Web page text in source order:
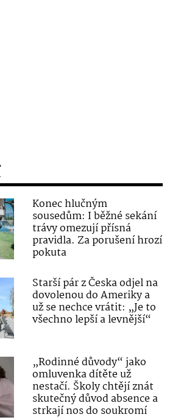
Konec hlučným
sousedům: I běžné sekání
trávy omezují přísná
pravidla. Za porušení hrozí
pokuta
Starší pár z Česka odjel na
dovolenou do Ameriky a
už se nechce vrátit: „Je to
všechno lepší a levnější“
„Rodinné důvody“ jako
omluvenka dítěte už
nestačí. Školy chtějí znát
skutečný důvod absence a
strkají nos do soukromí